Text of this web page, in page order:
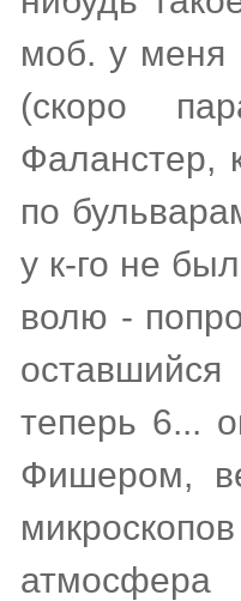
моб. у меня
(скоро
Фаланстер,
по
у к-го не
волю -
теперь 6...
Фишером,